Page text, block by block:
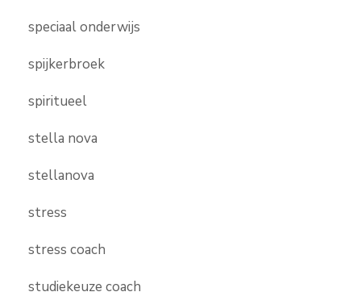
speciaal onderwijs
spijkerbroek
spiritueel
stella nova
stellanova
stress
stress coach
studiekeuze coach